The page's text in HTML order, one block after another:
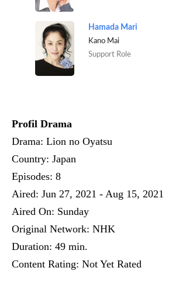
Hamada Mari
Kano Mai
Support Role
Profil Drama
Drama: Lion no Oyatsu
Country: Japan
Episodes: 8
Aired: Jun 27, 2021 - Aug 15, 2021
Aired On: Sunday
Original Network: NHK
Duration: 49 min.
Content Rating: Not Yet Rated